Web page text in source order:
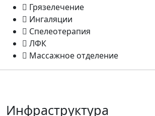
Грязелечение
Ингаляции
Спелеотерапия
ЛФК
Массажное отделение
Инфраструктура